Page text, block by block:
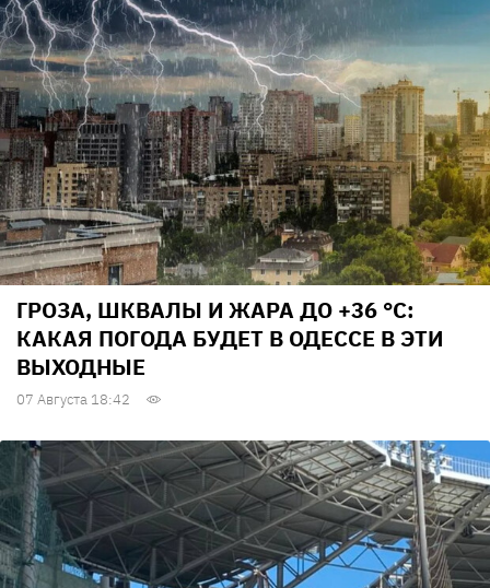
ГРОЗА, ШКВАЛЫ И ЖАРА ДО +36 °С:
КАКАЯ ПОГОДА БУДЕТ В ОДЕССЕ В ЭТИ
ВЫХОДНЫЕ
07 Августа 18:42